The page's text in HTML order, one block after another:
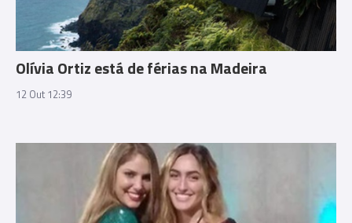
Olívia Ortiz está de férias na Madeira
12 Out 12:39